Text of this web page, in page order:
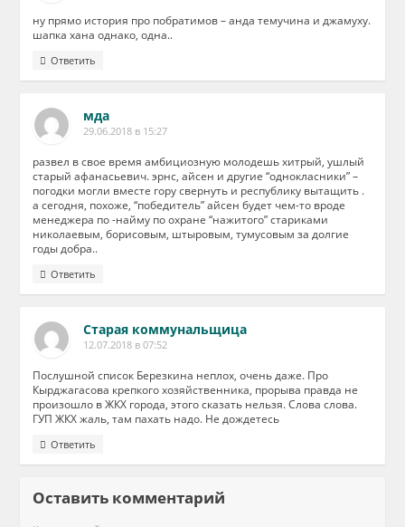
ну прямо история про побратимов – анда темучина и джамуху.
шапка хана однако, одна..
Ответить
мда
29.06.2018 в 15:27
развел в свое время амбициозную молодешь хитрый, ушлый
старый афанасьевич. эрнс, айсен и другие “однокласники” –
погодки могли вместе гору свернуть и республику вытащить .
а сегодня, похоже, “победитель” айсен будет чем-то вроде
менеджера по -найму по охране “нажитого” стариками
николаевым, борисовым, штыровым, тумусовым за долгие
годы добра..
Ответить
Старая коммунальщица
12.07.2018 в 07:52
Послушной список Березкина неплох, очень даже. Про
Кырджагасова крепкого хозяйственника, прорыва правда не
произошло в ЖКХ города, этого сказать нельзя. Слова слова.
ГУП ЖКХ жаль, там пахать надо. Не дождетесь
Ответить
Оставить комментарий